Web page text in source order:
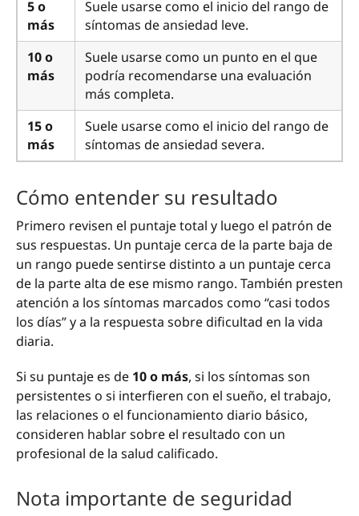
5 o
más
Suele usarse como el inicio del rango de
síntomas de ansiedad leve.
10 o
más
Suele usarse como un punto en el que
podría recomendarse una evaluación
más completa.
15 o
más
Suele usarse como el inicio del rango de
síntomas de ansiedad severa.
Cómo entender su resultado
Primero revisen el puntaje total y luego el patrón de
sus respuestas. Un puntaje cerca de la parte baja de
un rango puede sentirse distinto a un puntaje cerca
de la parte alta de ese mismo rango. También presten
atención a los síntomas marcados como “casi todos
los días” y a la respuesta sobre dificultad en la vida
diaria.
Si su puntaje es de 10 o más, si los síntomas son
persistentes o si interfieren con el sueño, el trabajo,
las relaciones o el funcionamiento diario básico,
consideren hablar sobre el resultado con un
profesional de la salud calificado.
Nota importante de seguridad